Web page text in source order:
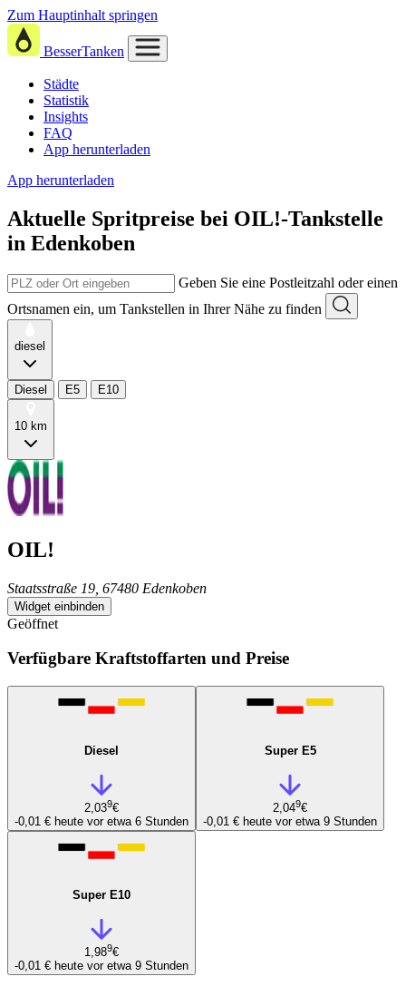
Zum Hauptinhalt springen
BesserTanken
Städte
Statistik
Insights
FAQ
App herunterladen
App herunterladen
Aktuelle Spritpreise bei OIL!-Tankstelle
in Edenkoben
Geben Sie eine Postleitzahl oder einen
Ortsnamen ein, um Tankstellen in Ihrer Nähe zu finden
diesel
Diesel E5 E10
10 km
OIL!
Staatsstraße 19, 67480 Edenkoben
Widget einbinden
Geöffnet
Verfügbare Kraftstoffarten und Preise
Diesel
2,039€
-0,01 € heute vor etwa 6 Stunden
Super E5
2,049€
-0,01 € heute vor etwa 9 Stunden
Super E10
1,989€
-0,01 € heute vor etwa 9 Stunden